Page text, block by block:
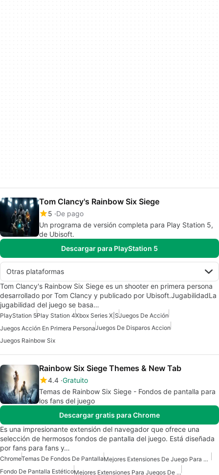
Tom Clancy's Rainbow Six Siege
5 De pago
Un programa de versión completa para Play Station 5,
de Ubisoft.
Descargar para PlayStation 5
Otras plataformas
Tom Clancy's Rainbow Six Siege es un shooter en primera persona
desarrollado por Tom Clancy y publicado por Ubisoft.JugabilidadLa
jugabilidad del juego se basa…
PlayStation 5Play Station 4Xbox Series X|SJuegos De Acción
Juegos Acción En Primera PersonaJuegos De Disparos Accion
Juegos Rainbow Six
Rainbow Six Siege Themes & New Tab
4.4 Gratuito
Temas de Rainbow Six Siege - Fondos de pantalla para
los fans del juego
Descargar gratis para Chrome
Es una impresionante extensión del navegador que ofrece una
selección de hermosos fondos de pantalla del juego. Está diseñada
por fans para fans y…
ChromeTemas De Fondos De Pantalla
Mejores Extensiones De Juego Para Chrome
Fondo De Pantalla Estético
Mejores Extensiones Para Juegos De Chrome